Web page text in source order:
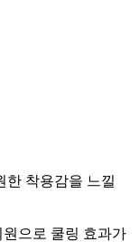
한 착용감을 느낄
으로 쿨링 효과가